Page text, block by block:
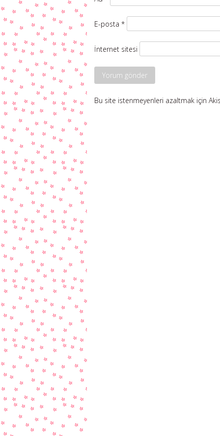
E-posta *
İnternet sitesi
Bu site istenmeyenleri azaltmak için